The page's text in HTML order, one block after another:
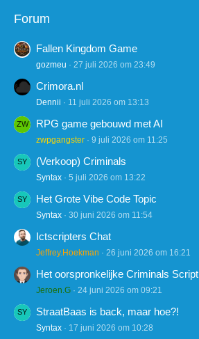
Forum
Fallen Kingdom Game
gozmeu 27 juli 2026 om 23:49
Crimora.nl
Dennii 11 juli 2026 om 13:13
RPG game gebouwd met AI
zwpgangster 9 juli 2026 om 11:25
(Verkoop) Criminals
Syntax 5 juli 2026 om 13:22
Het Grote Vibe Code Topic
Syntax 30 juni 2026 om 11:54
Ictscripters Chat
Jeffrey.Hoekman 26 juni 2026 om 16:21
Het oorspronkelijke Criminals Script
Jeroen.G 24 juni 2026 om 09:21
StraatBaas is back, maar hoe?!
Syntax 17 juni 2026 om 10:28